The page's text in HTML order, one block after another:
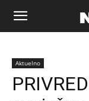
Naša
riječ
Aktuelno